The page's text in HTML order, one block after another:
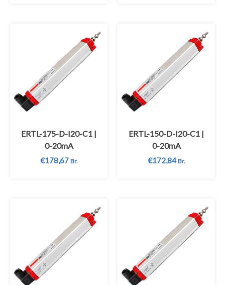
ERTL-175-D-I20-C1 |
0-20mA
€178,67 Br.
ERTL-150-D-I20-C1 |
0-20mA
€172,84 Br.